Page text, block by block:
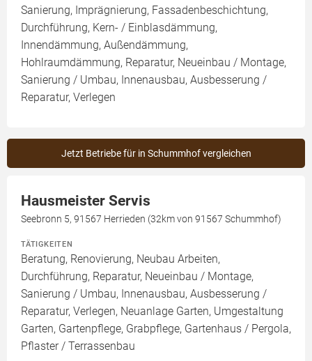
Sanierung, Imprägnierung, Fassadenbeschichtung,
Durchführung, Kern- / Einblasdämmung,
Innendämmung, Außendämmung,
Hohlraumdämmung, Reparatur, Neueinbau / Montage,
Sanierung / Umbau, Innenausbau, Ausbesserung /
Reparatur, Verlegen
Jetzt Betriebe für in Schummhof vergleichen
Hausmeister Servis
Seebronn 5, 91567 Herrieden (32km von 91567 Schummhof)
TÄTIGKEITEN
Beratung, Renovierung, Neubau Arbeiten,
Durchführung, Reparatur, Neueinbau / Montage,
Sanierung / Umbau, Innenausbau, Ausbesserung /
Reparatur, Verlegen, Neuanlage Garten, Umgestaltung
Garten, Gartenpflege, Grabpflege, Gartenhaus / Pergola,
Pflaster / Terrassenbau